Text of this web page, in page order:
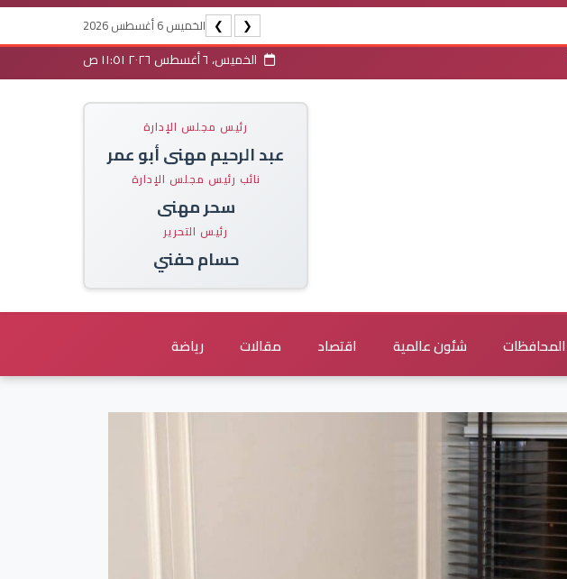
❮
❯ الخميس 6 أغسطس 2026
الخميس، ٦ أغسطس ٢٠٢٦ ١١:٥١ ص
رئيس مجلس الإدارة
عبد الرحيم مهنى أبو عمر
نائب رئيس مجلس الإدارة
سحر مهنى
رئيس التحرير
حسام حفني
المحافظات شئون عالمية اقتصاد مقالات رياضة